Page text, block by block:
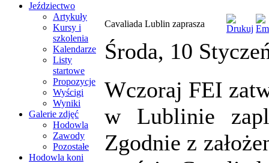
Jeździectwo
Artykuły
Kursy i
szkolenia
Kalendarze
Listy
startowe
Propozycje
Wyścigi
Wyniki
Galerie zdjęć
Hodowla
Zawody
Pozostałe
Hodowla koni
Cavaliada Lublin zaprasza
Środa, 10
Wczoraj FEI
w Lublinie
Zgodnie z